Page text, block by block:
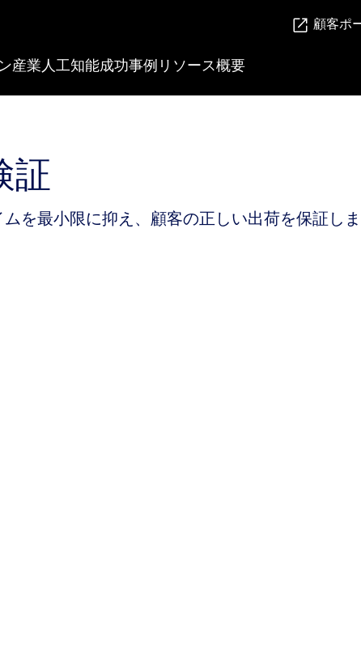
顧客ポ
産業 人工知能成功事例 リソース概要
証
を最小限に抑え、顧客の正しい出荷を保証しま